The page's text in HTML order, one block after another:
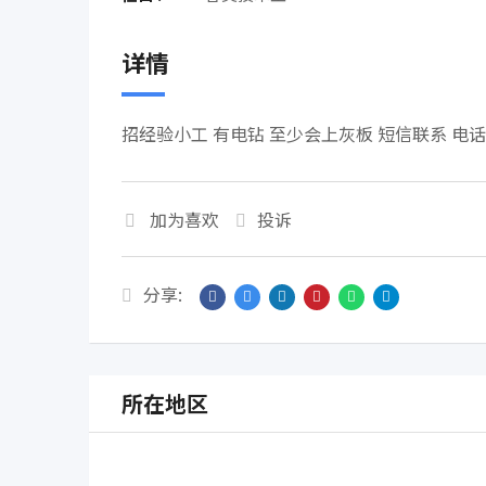
详情
招经验小工 有电钻 至少会上灰板 短信联系 电
加为喜欢 投诉
分享:
所在地区